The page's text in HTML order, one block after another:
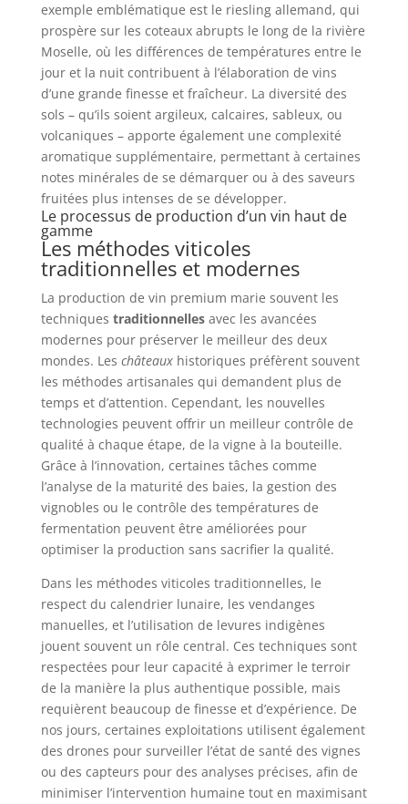
exemple emblématique est le riesling allemand, qui
prospère sur les coteaux abrupts le long de la rivière
Moselle, où les différences de températures entre le
jour et la nuit contribuent à l’élaboration de vins
d’une grande finesse et fraîcheur. La diversité des
sols – qu’ils soient argileux, calcaires, sableux, ou
volcaniques – apporte également une complexité
aromatique supplémentaire, permettant à certaines
notes minérales de se démarquer ou à des saveurs
fruitées plus intenses de se développer.
Le processus de production d’un vin haut de
gamme
Les méthodes viticoles
traditionnelles et modernes
La production de vin premium marie souvent les
techniques traditionnellesavec les avancées
modernes pour préserver le meilleur des deux
mondes. Les châteauxhistoriques préfèrent souvent
les méthodes artisanales qui demandent plus de
temps et d’attention. Cependant, les nouvelles
technologies peuvent offrir un meilleur contrôle de
qualité à chaque étape, de la vigne à la bouteille.
Grâce à l’innovation, certaines tâches comme
l’analyse de la maturité des baies, la gestion des
vignobles ou le contrôle des températures de
fermentation peuvent être améliorées pour
optimiser la production sans sacrifier la qualité.
Dans les méthodes viticoles traditionnelles, le
respect du calendrier lunaire, les vendanges
manuelles, et l’utilisation de levures indigènes
jouent souvent un rôle central. Ces techniques sont
respectées pour leur capacité à exprimer le terroir
de la manière la plus authentique possible, mais
requièrent beaucoup de finesse et d’expérience. De
nos jours, certaines exploitations utilisent également
des drones pour surveiller l’état de santé des vignes
ou des capteurs pour des analyses précises, afin de
minimiser l’intervention humaine tout en maximisant